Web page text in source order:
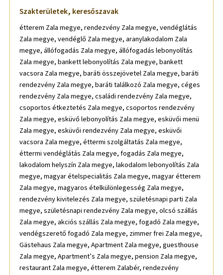
Szakterületek, keresőszavak
étterem Zala megye, rendezvény Zala megye, vendéglátás
Zala megye, vendéglő Zala megye, aranylakodalom Zala
megye, állófogadás Zala megye, állófogadás lebonyolítás
Zala megye, bankett lebonyolítás Zala megye, bankett
vacsora Zala megye, baráti összejövetel Zala megye, baráti
rendezvény Zala megye, baráti találkozó Zala megye, céges
rendezvény Zala megye, családi rendezvény Zala megye,
csoportos étkeztetés Zala megye, csoportos rendezvény
Zala megye, esküvő lebonyolítás Zala megye, esküvői menü
Zala megye, esküvői rendezvény Zala megye, esküvői
vacsora Zala megye, éttermi szolgáltatás Zala megye,
éttermi vendéglátás Zala megye, fogadás Zala megye,
lakodalom helyszín Zala megye, lakodalom lebonyolítás Zala
megye, magyar ételspecialitás Zala megye, magyar étterem
Zala megye, magyaros ételkülönlegesség Zala megye,
rendezvény kivitelezés Zala megye, születésnapi parti Zala
megye, születésnapi rendezvény Zala megye, olcsó szállás
Zala megye, akciós szállás Zala megye, fogadó Zala megye,
vendégszerető fogadó Zala megye, zimmer frei Zala megye,
Gästehaus Zala megye, Apartment Zala megye, guesthouse
Zala megye, Apartment’s Zala megye, pension Zala megye,
restaurant Zala megye, étterem Zalabér, rendezvény